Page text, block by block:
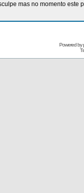
mas no momento este
Powered by